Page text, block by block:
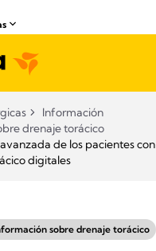
Información
drenaje torácico
de los pacientes
digitales
sobre drenaje torácico